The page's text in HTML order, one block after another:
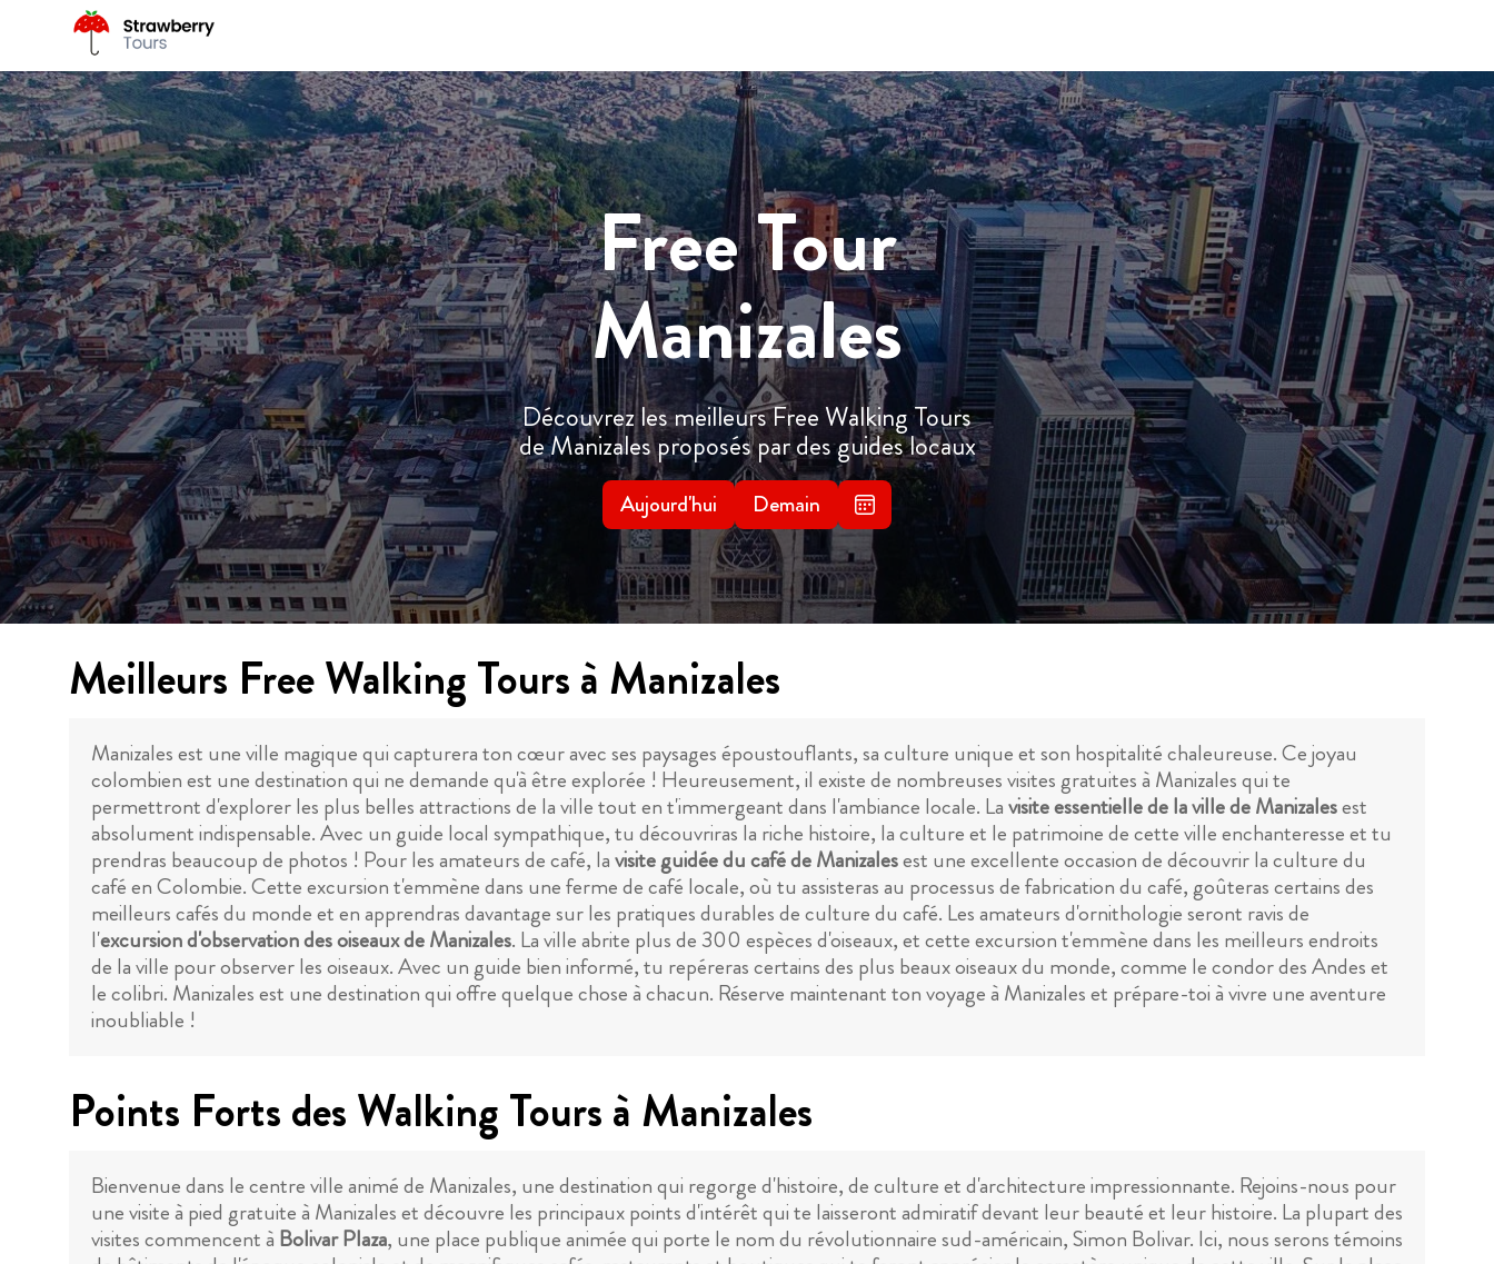
Free Tour
Manizales
Découvrez les meilleurs Free Walking Tours
de Manizales proposés par des guides locaux
Aujourd'hui Demain
Meilleurs Free Walking Tours à Manizales
Manizales est une ville magique qui capturera ton cœur avec ses paysages époustouflants, sa culture unique et son hospitalité chaleureuse. Ce joyau
colombien est une destination qui ne demande qu'à être explorée ! Heureusement, il existe de nombreuses visites gratuites à Manizales qui te
permettront d'explorer les plus belles attractions de la ville tout en t'immergeant dans l'ambiance locale. Lavisite essentielle de la ville de Manizalesest
absolument indispensable. Avec un guide local sympathique, tu découvriras la riche histoire, la culture et le patrimoine de cette ville enchanteresse et tu
prendras beaucoup de photos ! Pour les amateurs de café, lavisite guidée du café de Manizalesest une excellente occasion de découvrir la culture du
café en Colombie. Cette excursion t'emmène dans une ferme de café locale, où tu assisteras au processus de fabrication du café, goûteras certains des
meilleurs cafés du monde et en apprendras davantage sur les pratiques durables de culture du café. Les amateurs d'ornithologie seront ravis de
l'excursion d'observation des oiseaux de Manizales. La ville abrite plus de 300 espèces d'oiseaux, et cette excursion t'emmène dans les meilleurs endroits
de la ville pour observer les oiseaux. Avec un guide bien informé, tu repéreras certains des plus beaux oiseaux du monde, comme le condor des Andes et
le colibri. Manizales est une destination qui offre quelque chose à chacun. Réserve maintenant ton voyage à Manizales et prépare-toi à vivre une aventure
inoubliable !
Points Forts des Walking Tours à Manizales
Bienvenue dans le centre ville animé de Manizales, une destination qui regorge d'histoire, de culture et d'architecture impressionnante. Rejoins-nous pour
une visite à pied gratuite à Manizales et découvre les principaux points d'intérêt qui te laisseront admiratif devant leur beauté et leur histoire. La plupart des
visites commencent à Bolivar Plaza, une place publique animée qui porte le nom du révolutionnaire sud-américain, Simon Bolivar. Ici, nous serons témoins